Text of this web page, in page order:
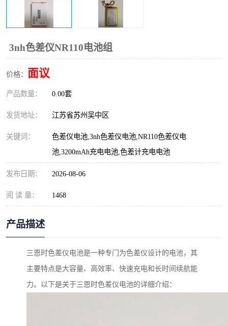
3nh色差仪NR110电池组
价格： 面议
产品数量： 0.00套
发货地址： 江苏省苏州吴中区
关键词：
色差仪电池,3nh色差仪电池,NR110色差仪电
池,3200mAh充电电池,色差计充电电池
发布日期： 2026-08-06
阅 读 量： 1468
产品描述
三恩时色差仪电池是一种专门为色差仪设计的电池，其
主要特点是大容量、高效率、快速充电和长时间续航能
力。以下是关于三恩时色差仪电池的详细介绍：